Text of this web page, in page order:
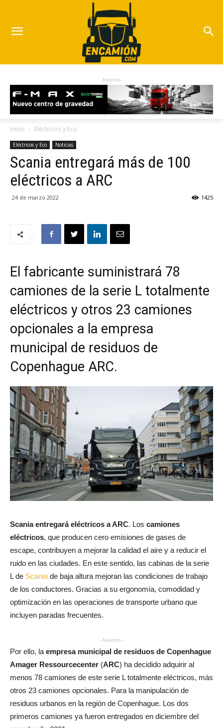
Anuncio
Inicio Eléctricos y Eco
Eléctricos y Eco Noticias
Scania entregará más de 100
eléctricos a ARC
24 de marzo 2022 1425
El fabricante suministrará 78
camiones de la serie L totalmente
eléctricos y otros 23 camiones
opcionales a la empresa
municipal de residuos de
Copenhague ARC.
Scania entregará eléctricos a ARC. Los camiones
eléctricos, que producen cero emisiones de gases de
escape, contribuyen a mejorar la calidad el aire y a reducir el
ruido en las ciudades. En este sentido, las cabinas de la serie
L de Scania de baja altura mejoran las condiciones de trabajo
de los conductores. Gracias a su ergonomía, comodidad y
optimización en las operaciones de transporte urbano que
incluyen paradas frecuentes.
- Anuncio -
Por ello, la empresa municipal de residuos de Copenhague
Amager Ressourcecenter (ARC) ha decidido adquirir al
menos 78 camiones de este serie L totalmente eléctricos, más
otros 23 camiones opcionales. Para la manipulación de
residuos urbanos en la región de Copenhague. Los dos
primeros camiones ya fueron entregados en diciembre del